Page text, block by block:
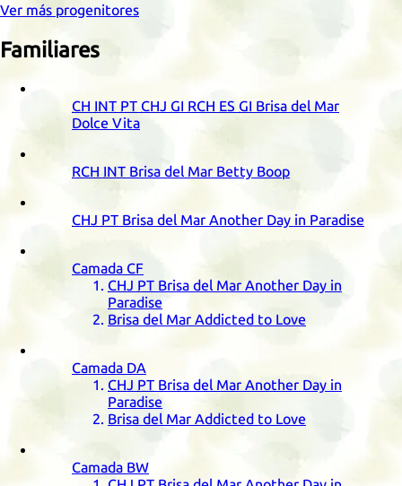
Ver más progenitores
Familiares
CH INT PT CHJ GI RCH ES GI Brisa del Mar
Dolce Vita
RCH INT Brisa del Mar Betty Boop
CHJ PT Brisa del Mar Another Day in Paradise
Camada CF
CHJ PT Brisa del Mar Another Day in
Paradise
Brisa del Mar Addicted to Love
Camada DA
CHJ PT Brisa del Mar Another Day in
Paradise
Brisa del Mar Addicted to Love
Camada BW